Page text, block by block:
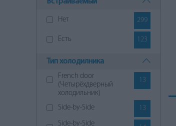
Gaggenau 3
Gorenje 14
Haier 1
Hisense 32
Hotpoint Ariston 5
8
Kuppersbusch 1
Нет 299
Есть 123
Тип холодилника
French door
(Четырёхдверный
холодильник)
13
Side-by-Side 13
Side-by-Side